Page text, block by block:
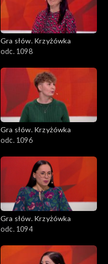
Gra słów. Krzyżówka
odc. 1098
Gra słów. Krzyżówka
odc. 1096
Gra słów. Krzyżówka
odc. 1094